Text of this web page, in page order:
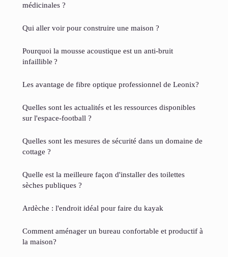
médicinales ?
Qui aller voir pour construire une maison ?
Pourquoi la mousse acoustique est un anti-bruit
infaillible ?
Les avantage de fibre optique professionnel de Leonix?
Quelles sont les actualités et les ressources disponibles
sur l'espace-football ?
Quelles sont les mesures de sécurité dans un domaine de
cottage ?
Quelle est la meilleure façon d'installer des toilettes
sèches publiques ?
Ardèche : l'endroit idéal pour faire du kayak
Comment aménager un bureau confortable et productif à
la maison?